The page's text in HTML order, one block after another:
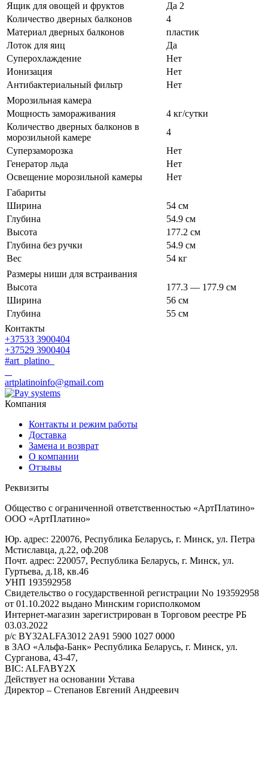
Ящик для овощей и фруктов
Да 2
Количество дверных балконов
4
Материал дверных балконов
пластик
Лоток для яиц
Да
Суперохлаждение
Нет
Ионизация
Нет
Антибактериальный фильтр
Нет
Морозильная камера
Мощность замораживания
4 кг/сутки
Количество дверных балконов в
морозильной камере
4
Суперзаморозка
Нет
Генератор льда
Нет
Освещение морозильной камеры
Нет
Габариты
Ширина
54 см
Глубина
54.9 см
Высота
177.2 см
Глубина без ручки
54.9 см
Вес
54 кг
Размеры ниши для встраивания
Высота
177.3 — 177.9 см
Ширина
56 см
Глубина
55 см
Контакты
+37533 3900404
+37529 3900404
#art_platino
artplatinoinfo@gmail.com
Компания
Контакты и режим работы
Доставка
Замена и возврат
О компании
Отзывы
Реквизиты
Общество с ограниченной ответственностью «АртПлатино»
ООО «АртПлатино»
Юр. адрес: 220076, Республика Беларусь, г. Минск, ул. Петра
Мстиславца, д.22, оф.208
Почт. адрес: 220057, Республика Беларусь, г. Минск, ул.
Гуртьева, д.18, кв.46
УНП 193592958
Свидетельство о государственной регистрации No 193592958
от 01.10.2022 выдано Минским горисполкомом
Интернет-магазин зарегистрирован в Торговом реестре РБ
03.03.2022
р/с BY32ALFA3012 2A91 5900 1027 0000
в ЗАО «Альфа-Банк» Республика Беларусь, г. Минск, ул.
Сурганова, 43-47,
BIC: ALFABY2X
Действует на основании Устава
Директор – Степанов Евгений Андреевич